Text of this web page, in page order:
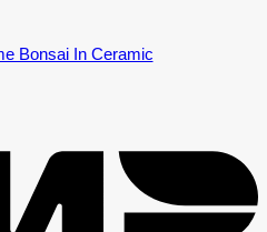
Bonsai In Ceramic